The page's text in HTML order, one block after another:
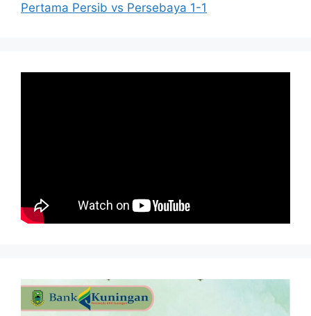
Pertama Persib vs Persebaya 1-1